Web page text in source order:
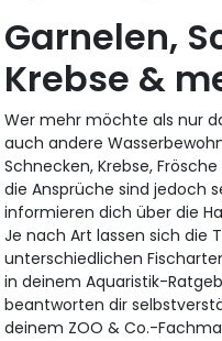
Garnelen,
Krebse &
Wer mehr möchte als nur
auch andere
Schnecken, Krebse,
die Ansprüche sind jedoch
informieren dich über die
Je nach Art lassen sich die
unterschiedlichen
in deinem Aquaristik-
beantworten dir
deinem ZOO & Co.-